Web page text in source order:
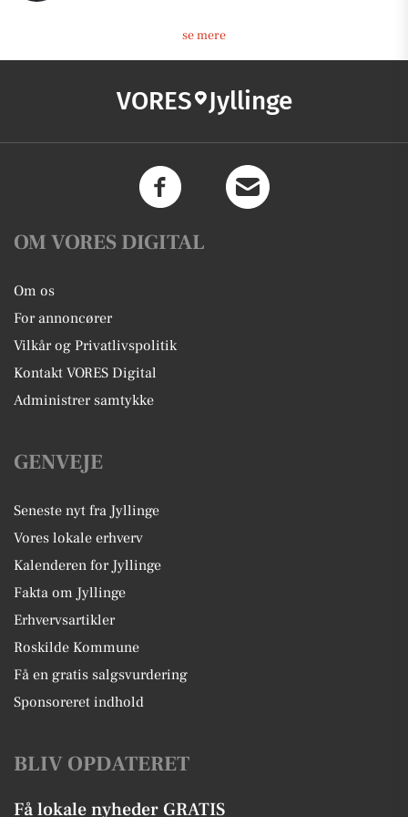
se mere
VORES Jyllinge
OM VORES DIGITAL
Om os
For annoncører
Vilkår og Privatlivspolitik
Kontakt VORES Digital
Administrer samtykke
GENVEJE
Seneste nyt fra Jyllinge
Vores lokale erhverv
Kalenderen for Jyllinge
Fakta om Jyllinge
Erhvervsartikler
Roskilde Kommune
Få en gratis salgsvurdering
Sponsoreret indhold
BLIV OPDATERET
Få lokale nyheder GRATIS